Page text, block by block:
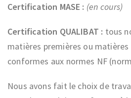
Certification MASE : (en cours)
Certification QUALIBAT : tous
matières premières ou
conformes aux normes NF
Nous avons fait le choix de